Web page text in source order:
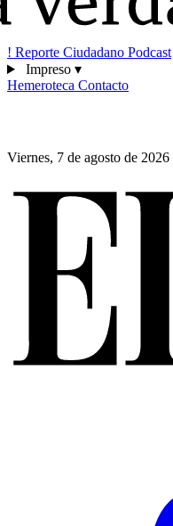
! Reporte Ciudadano Podcast
Impreso ▾
Hemeroteca Contacto
Viernes, 7 de agosto de 2026